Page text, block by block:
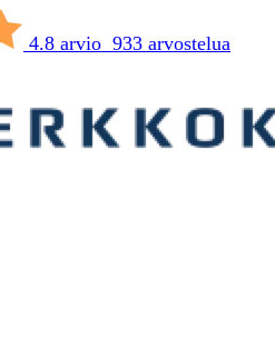
4.8 arvio 933 arvostelua